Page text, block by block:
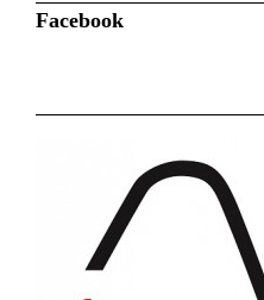
Facebook